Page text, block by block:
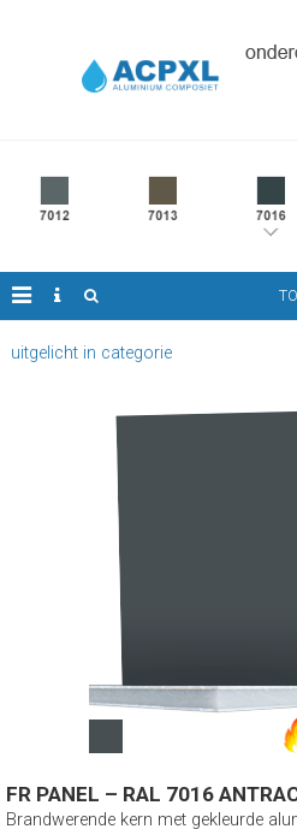
uitgelicht in categorie
FR PANEL – RAL 7016
Brandwerende kern met gekleurde